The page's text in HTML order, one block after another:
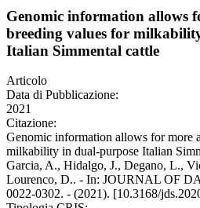
Genomic information allows
breeding values for
Italian Simmental cattle
Articolo
Data di Pubblicazione:
2021
Citazione:
Genomic information allows for more
milkability in dual-purpose Italian
Garcia, A., Hidalgo, J., Degano, L.,
Lourenco, D.. - In: JOURNAL OF
0022-0302. - (2021). [10.3168/